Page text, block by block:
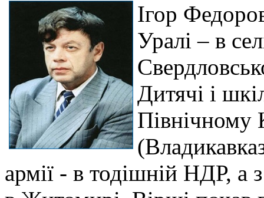
Ігор
Уралі – в
Дитячі і
Північному
армії - в тодішній НДР, а